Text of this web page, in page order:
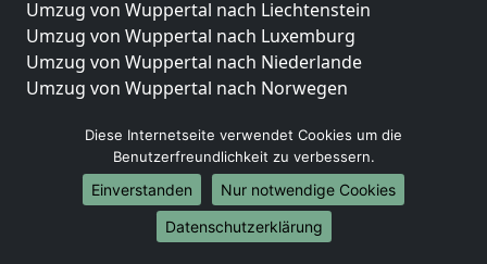
Umzug von Wuppertal nach Liechtenstein
Umzug von Wuppertal nach Luxemburg
Umzug von Wuppertal nach Niederlande
Umzug von Wuppertal nach Norwegen
Umzüge-Deutschlandweit
Umzug von Wuppertal nach Berlin
Umzug von Wuppertal nach Hamburg
Umzug von Wuppertal nach München
Umzug von Wuppertal nach Köln
Diese Internetseite verwendet Cookies um die
Benutzerfreundlichkeit zu verbessern.
Einverstanden
Nur notwendige Cookies
Datenschutzerklärung